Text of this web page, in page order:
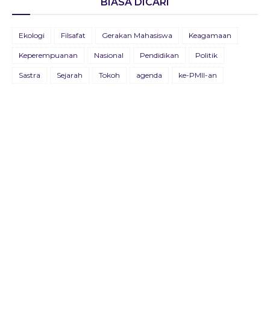
26 Agustus 2021
09 Juli 2021
Ekologi Filsafat Gerakan Mahasiswa Keagamaan
Keperempuanan Nasional Pendidikan Politik
Sastra Sejarah Tokoh agenda ke-PMII-an